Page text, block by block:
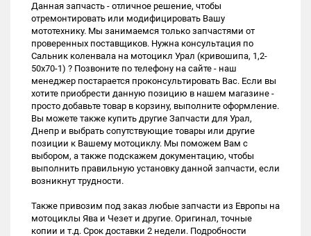
Данная запчасть - отличное решение, чтобы
отремонтировать или модифицировать Вашу
мототехнику. Мы занимаемся только запчастями от
проверенных поставщиков. Нужна консультация по
Сальник коленвала на мотоцикл Урал (кривошипа, 1,2-
50х70-1) ? Позвоните по телефону на сайте - наш
менеджер постарается проконсультировать Вас. Если вы
хотите приобрести данную позицию в нашем магазине -
просто добавьте товар в корзину, выполните оформление.
Вы можете также купить другие Запчасти для Урал,
Днепр и выбрать сопутствующие товары или другие
позиции к Вашему мотоциклу. Мы поможем Вам с
выбором, а также подскажем документацию, чтобы
выполнить правильную установку данной запчасти, если
возникнут трудности.
Также привозим под заказ любые запчасти из Европы на
мотоциклы Ява и Чезет и другие. Оригинал, точные
копии и т.д. Срок доставки 2 недели. Подробности